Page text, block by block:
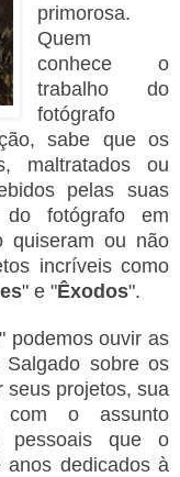
primorosa.
Quem
conhece o
trabalho do
fotógrafo
sabe que os
maltratados ou
pelas suas
do fotógrafo em
quiseram ou não
incríveis como
" e "Êxodos".
podemos ouvir as
Salgado sobre os
seus projetos, sua
o assunto
pessoais que o
dedicados à